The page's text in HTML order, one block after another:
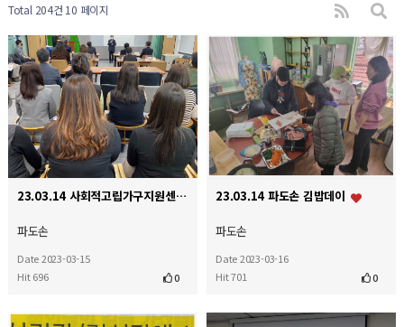
Total 204건 10 페이지
23.03.14 사회적고립가구지원센터 현판식
파도손
Date 2023-03-15
Hit 696
0
23.03.14 파도손 김밥데이
파도손
Date 2023-03-16
Hit 701
0